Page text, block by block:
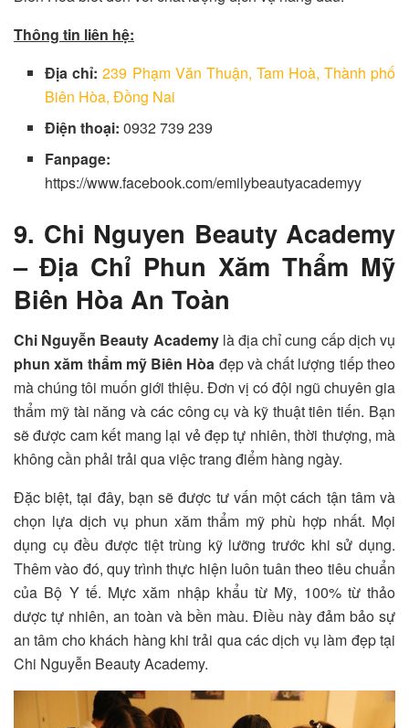
Thông tin liên hệ:
Địa chỉ:239 Phạm Văn Thuận, Tam Hoà, Thành phố
Biên Hòa, Đồng Nai
Điện thoại:0932 739 239
Fanpage:
https://www.facebook.com/emilybeautyacademyy
9. Chi Nguyen Beauty Academy
– Địa Chỉ Phun Xăm Thẩm Mỹ
Biên Hòa An Toàn
Chi Nguyễn Beauty Academylà địa chỉ cung cấp dịch vụ
phun xăm thẩm mỹ Biên Hòa đẹp và chất lượng tiếp theo
mà chúng tôi muốn giới thiệu. Đơn vị có đội ngũ chuyên gia
thẩm mỹ tài năng và các công cụ và kỹ thuật tiên tiến. Bạn
sẽ được cam kết mang lại vẻ đẹp tự nhiên, thời thượng, mà
không cần phải trải qua việc trang điểm hàng ngày.
Đặc biệt, tại đây, bạn sẽ được tư vấn một cách tận tâm và
chọn lựa dịch vụ phun xăm thẩm mỹ phù hợp nhất. Mọi
dụng cụ đều được tiệt trùng kỹ lưỡng trước khi sử dụng.
Thêm vào đó, quy trình thực hiện luôn tuân theo tiêu chuẩn
của Bộ Y tế. Mực xăm nhập khẩu từ Mỹ, 100% từ thảo
dược tự nhiên, an toàn và bền màu. Điều này đảm bảo sự
an tâm cho khách hàng khi trải qua các dịch vụ làm đẹp tại
Chi Nguyễn Beauty Academy.